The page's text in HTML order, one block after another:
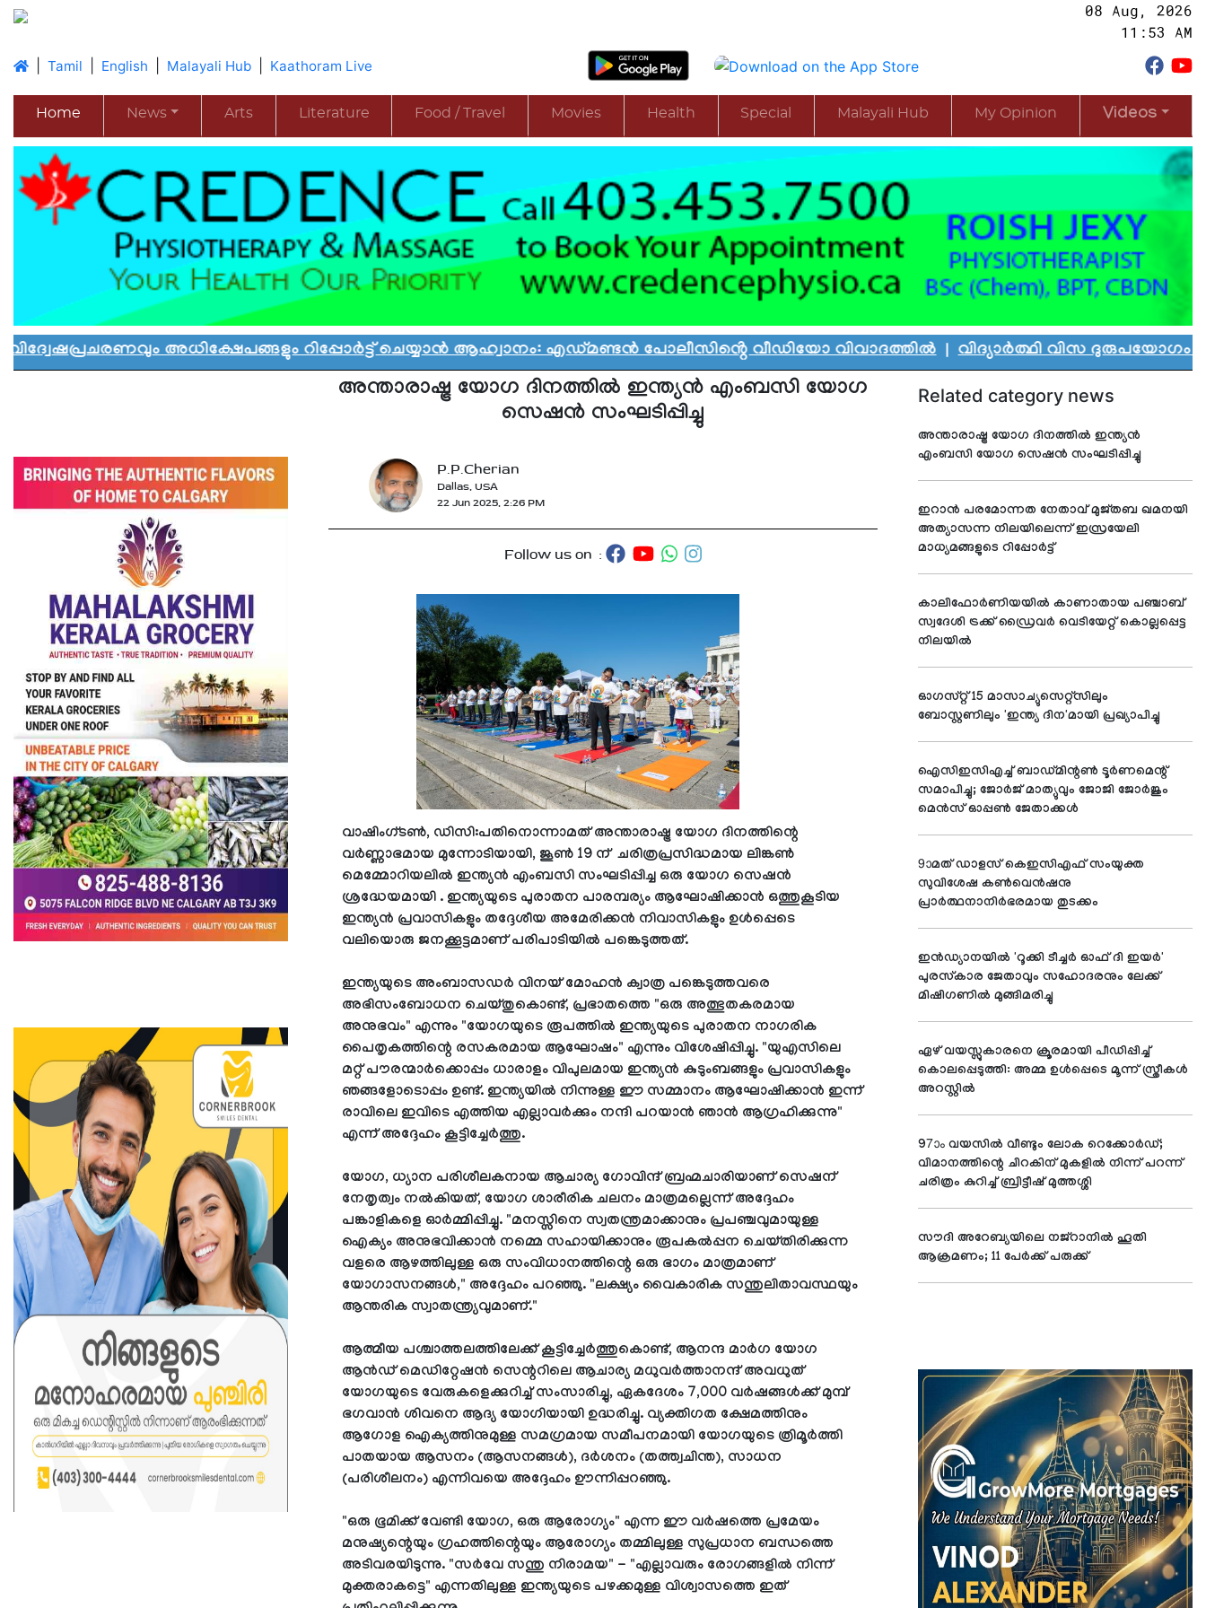
08 Aug, 2026
11:53 AM
|Tamil English Malayali Hub Kaathoram Live
Home News Arts Literature Food / Travel Movies Health Special Malayali Hub My Opinion Videos
അധിക്ഷേപങ്ങളും റിപ്പോർട്ട് ചെയ്യാൻ ആഹ്വാനം: എഡ്മണ്ടൻ പോലീസിൻ്റെ വീഡിയോ വിവാദത്തിൽ|വിദ്യാർത്ഥി വിസ ദുരുപയോഗം ചെയ്ത്
അന്താരാഷ്ട്ര യോഗ ദിനത്തിൽ ഇന്ത്യൻ എംബസി യോഗ
സെഷൻ സംഘടിപ്പിച്ചു
P.P.Cherian
Dallas, USA
22 Jun 2025, 2:26 PM
Follow us on :
വാഷിംഗ്ടൺ, ഡിസി:പതിനൊന്നാമത് അന്താരാഷ്ട്ര യോഗ ദിനത്തിന്റെ
വർണ്ണാഭമായ മുന്നോടിയായി, ജൂൺ 19 ന് ചരിത്രപ്രസിദ്ധമായ ലിങ്കൺ
മെമ്മോറിയലിൽ ഇന്ത്യൻ എംബസി സംഘടിപ്പിച്ച ഒരു യോഗ സെഷൻ
ശ്രദ്ധേയമായി . ഇന്ത്യയുടെ പുരാതന പാരമ്പര്യം ആഘോഷിക്കാൻ ഒത്തുകൂടിയ
ഇന്ത്യൻ പ്രവാസികളും തദ്ദേശീയ അമേരിക്കൻ നിവാസികളും ഉൾപ്പെടെ
വലിയൊരു ജനക്കൂട്ടമാണ് പരിപാടിയിൽ പങ്കെടുത്തത്.
ഇന്ത്യയുടെ അംബാസഡർ വിനയ് മോഹൻ ക്വാത്ര പങ്കെടുത്തവരെ
അഭിസംബോധന ചെയ്തുകൊണ്ട്, പ്രഭാതത്തെ "ഒരു അത്ഭുതകരമായ
അനുഭവം" എന്നും "യോഗയുടെ രൂപത്തിൽ ഇന്ത്യയുടെ പുരാതന നാഗരിക
പൈതൃകത്തിന്റെ രസകരമായ ആഘോഷം" എന്നും വിശേഷിപ്പിച്ചു. "യുഎസിലെ
മറ്റ് പൗരന്മാർക്കൊപ്പം ധാരാളം വിപുലമായ ഇന്ത്യൻ കുടുംബങ്ങളും പ്രവാസികളും
ഞങ്ങളോടൊപ്പം ഉണ്ട്. ഇന്ത്യയിൽ നിന്നുള്ള ഈ സമ്മാനം ആഘോഷിക്കാൻ ഇന്ന്
രാവിലെ ഇവിടെ എത്തിയ എല്ലാവർക്കും നന്ദി പറയാൻ ഞാൻ ആഗ്രഹിക്കുന്നു"
എന്ന് അദ്ദേഹം കൂട്ടിച്ചേർത്തു.
യോഗ, ധ്യാന പരിശീലകനായ ആചാര്യ ഗോവിന്ദ് ബ്രഹ്മചാരിയാണ് സെഷന്
നേതൃത്വം നൽകിയത്, യോഗ ശാരീരിക ചലനം മാത്രമല്ലെന്ന് അദ്ദേഹം
പങ്കാളികളെ ഓർമ്മിപ്പിച്ചു. "മനസ്സിനെ സ്വതന്ത്രമാക്കാനും പ്രപഞ്ചവുമായുള്ള
ഐക്യം അനുഭവിക്കാൻ നമ്മെ സഹായിക്കാനും രൂപകൽപ്പന ചെയ്‌തിരിക്കുന്ന
വളരെ ആഴത്തിലുള്ള ഒരു സംവിധാനത്തിന്റെ ഒരു ഭാഗം മാത്രമാണ്
യോഗാസനങ്ങൾ," അദ്ദേഹം പറഞ്ഞു. "ലക്ഷ്യം വൈകാരിക സന്തുലിതാവസ്ഥയും
ആന്തരിക സ്വാതന്ത്ര്യവുമാണ്."
ആത്മീയ പശ്ചാത്തലത്തിലേക്ക് കൂട്ടിച്ചേർത്തുകൊണ്ട്, ആനന്ദ മാർഗ യോഗ
ആൻഡ് മെഡിറ്റേഷൻ സെന്ററിലെ ആചാര്യ മധുവർത്താനന്ദ് അവധുത്
യോഗയുടെ വേരുകളെക്കുറിച്ച് സംസാരിച്ചു, ഏകദേശം 7,000 വർഷങ്ങൾക്ക് മുമ്പ്
ഭഗവാൻ ശിവനെ ആദ്യ യോഗിയായി ഉദ്ധരിച്ചു. വ്യക്തിഗത ക്ഷേമത്തിനും
ആഗോള ഐക്യത്തിനുമുള്ള സമഗ്രമായ സമീപനമായി യോഗയുടെ ത്രിമൂർത്തി
പാതയായ ആസനം (ആസനങ്ങൾ), ദർശനം (തത്ത്വചിന്ത), സാധന
(പരിശീലനം) എന്നിവയെ അദ്ദേഹം ഊന്നിപ്പറഞ്ഞു.
"ഒരു ഭൂമിക്ക് വേണ്ടി യോഗ, ഒരു ആരോഗ്യം" എന്ന ഈ വർഷത്തെ പ്രമേയം
മനുഷ്യന്റെയും ഗ്രഹത്തിന്റെയും ആരോഗ്യം തമ്മിലുള്ള സുപ്രധാന ബന്ധത്തെ
അടിവരയിടുന്നു. "സർവേ സന്തു നിരാമയ" - "എല്ലാവരും രോഗങ്ങളിൽ നിന്ന്
മുക്തരാകട്ടെ" എന്നതിലുള്ള ഇന്ത്യയുടെ പഴക്കമുള്ള വിശ്വാസത്തെ ഇത്
Related category news
അന്താരാഷ്ട്ര യോഗ ദിനത്തിൽ ഇന്ത്യൻ
എംബസി യോഗ സെഷൻ സംഘടിപ്പിച്ചു
ഇറാന്‍ പരമോന്നത നേതാവ് മുജ്തബ ഖമനയി
അത്യാസന്ന നിലയിലെന്ന് ഇസ്രയേലി
മാധ്യമങ്ങളുടെ റിപ്പോര്‍ട്ട്
കാലിഫോര്‍ണിയയില്‍ കാണാതായ പഞ്ചാബ്
സ്വദേശി ട്രക്ക് ഡ്രൈവര്‍ വെടിയേറ്റ് കൊല്ലപ്പെട്ട
നിലയില്‍
ഓഗസ്റ്റ് 15 മാസാച്യുസെറ്റ്സിലും
ബോസ്റ്റണിലും 'ഇന്ത്യ ദിന'മായി പ്രഖ്യാപിച്ചു
ഐസിഇസിഎച്ച് ബാഡ്മിന്റണ്‍ ടൂര്‍ണമെന്റ്
സമാപിച്ചു; ജോര്‍ജ് മാത്യുവും ജോജി ജോര്‍ജും
മെന്‍സ് ഓപ്പണ്‍ ജേതാക്കള്‍
9ാമത് ഡാളസ് കെഇസിഎഫ് സംയുക്ത
സുവിശേഷ കണ്‍വെന്‍ഷനു
പ്രാര്‍ത്ഥനാനിര്‍ഭരമായ തുടക്കം
ഇന്‍ഡ്യാനയില്‍ 'റൂക്കി ടീച്ചര്‍ ഓഫ് ദി ഇയര്‍'
പുരസ്‌കാര ജേതാവും സഹോദരനും ലേക്ക്
മിഷിഗണില്‍ മുങ്ങിമരിച്ചു
ഏഴ് വയസ്സുകാരനെ ക്രൂരമായി പീഡിപ്പിച്ച്
കൊലപ്പെടുത്തി: അമ്മ ഉള്‍പ്പെടെ മൂന്ന് സ്ത്രീകള്‍
അറസ്റ്റില്‍
97ാം വയസില്‍ വീണ്ടും ലോക റെക്കോര്‍ഡ്;
വിമാനത്തിന്റെ ചിറകിന് മുകളില്‍ നിന്ന് പറന്ന്
ചരിത്രം കുറിച്ച് ബ്രിട്ടീഷ് മുത്തശ്ശി
സൗദി അറേബ്യയിലെ നജ്റാനില്‍ ഹൂതി
ആക്രമണം; 11 പേര്‍ക്ക് പരുക്ക്